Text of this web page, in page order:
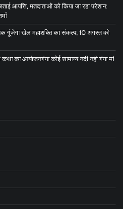
आपत्ति, मतदाताओं को किया जा रहा परेशान:
गूंजेगा खेल महाशक्ति का संकल्प, 10 अगस्त को
कथा का आयोजनगंगा कोई सामान्य नदी नही गंगा मां